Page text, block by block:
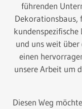
führenden
Dekorationsbaus,
und uns weit über
einen
unsere Arbeit um
Diesen Weg